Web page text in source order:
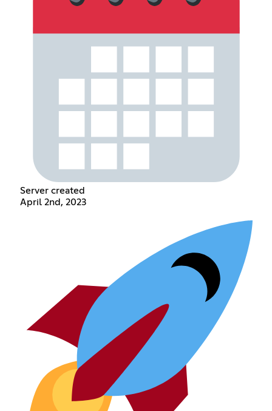
Server created
April 2nd, 2023